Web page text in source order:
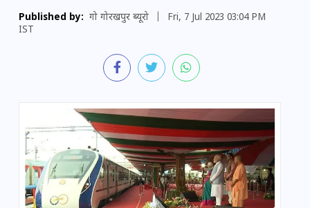
Published by: गो गोरखपुर ब्यूरो
Fri, 7 Jul 2023 03:04 PM
IST